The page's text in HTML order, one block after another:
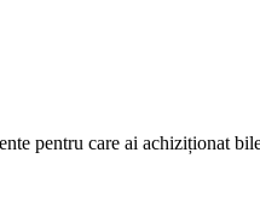
pentru care ai achiziționat